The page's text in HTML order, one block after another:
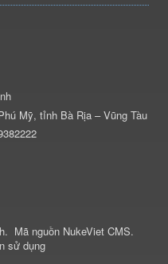
Mỹ, tỉnh Bà Rịa – Vũng Tàu
. Mã nguồn NukeViet CMS.
sử dụng